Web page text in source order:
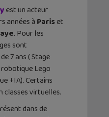
est un acteur
années à Pariset
. Pour les
sont
7 ans ( Stage
Lego
+IA). Certains
classes virtuelles.
dans de